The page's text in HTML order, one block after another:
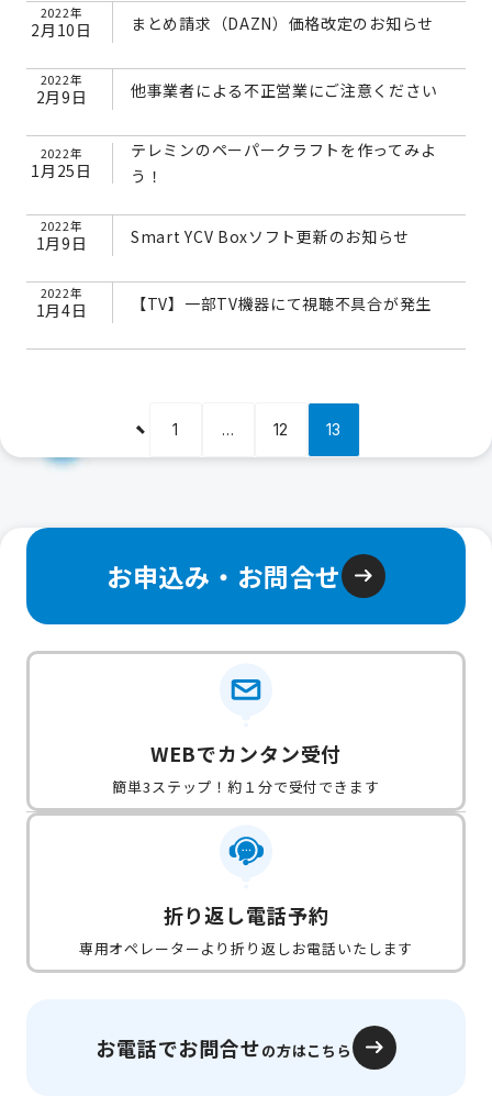
2022年
2月10日 まとめ請求（DAZN）価格改定のお知らせ
2022年
2月9日 他事業者による不正営業にご注意ください
2022年
1月25日
テレミンのペーパークラフトを作ってみよ
う！
2022年
1月9日 Smart YCV Boxソフト更新のお知らせ
2022年
1月4日 【TV】一部TV機器にて視聴不具合が発生
1 … 12 13
お申込み・お問合せ
WEBでカンタン受付
簡単3ステップ！約１分で受付できます
折り返し電話予約
専用オペレーターより折り返しお電話いたします
お電話でお問合せの方はこちら